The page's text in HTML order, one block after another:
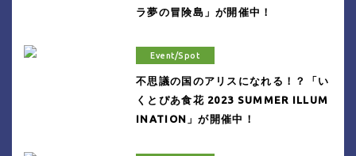
ラ夢の冒険島」が開催中！
Event/Spot
不思議の国のアリスになれる！？「い
くとぴあ食花 2023 SUMMER ILLUM
INATION」が開催中！